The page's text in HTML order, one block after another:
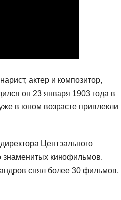
актер и композитор,
он 23 января 1903 года в
в юном возрасте привлекли
Центрального
знаменитых кинофильмов.
снял более 30 фильмов,